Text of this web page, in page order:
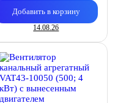
Добавить в корзину
14.08.26